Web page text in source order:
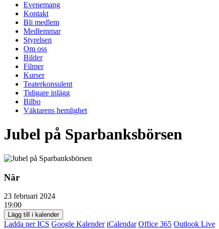
Evenemang
Kontakt
Bli medlem
Medlemmar
Styrelsen
Om oss
Bilder
Filmer
Kurser
Teaterkonsulent
Tidigare inlägg
Bilbo
Väktarens hemlighet
Jubel på Sparbanksbörsen
När
23 februari 2024
19:00
Lägg till i kalender
Ladda ner ICS Google Kalender iCalendar Office 365 Outlook Live